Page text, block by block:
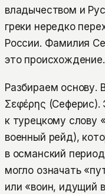
владычеством и
греки нередко
России. Фамилия
это происхождение.
Разбираем основу.
Σεφέρης (Сеферис).
к турецкому слову
военный рейд),
в османский
могло означать
или «воин, идущий